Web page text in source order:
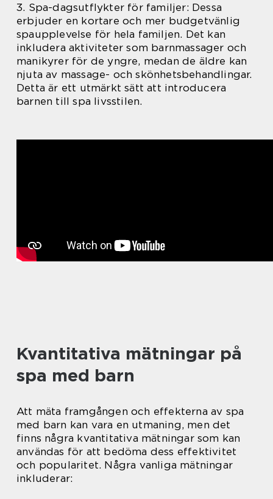
3. Spa-dagsutflykter för familjer: Dessa
erbjuder en kortare och mer budgetvänlig
spaupplevelse för hela familjen. Det kan
inkludera aktiviteter som barnmassager och
manikyrer för de yngre, medan de äldre kan
njuta av massage- och skönhetsbehandlingar.
Detta är ett utmärkt sätt att introducera
barnen till spa livsstilen.
Kvantitativa mätningar på
spa med barn
Att mäta framgången och effekterna av spa
med barn kan vara en utmaning, men det
finns några kvantitativa mätningar som kan
användas för att bedöma dess effektivitet
och popularitet. Några vanliga mätningar
inkluderar: